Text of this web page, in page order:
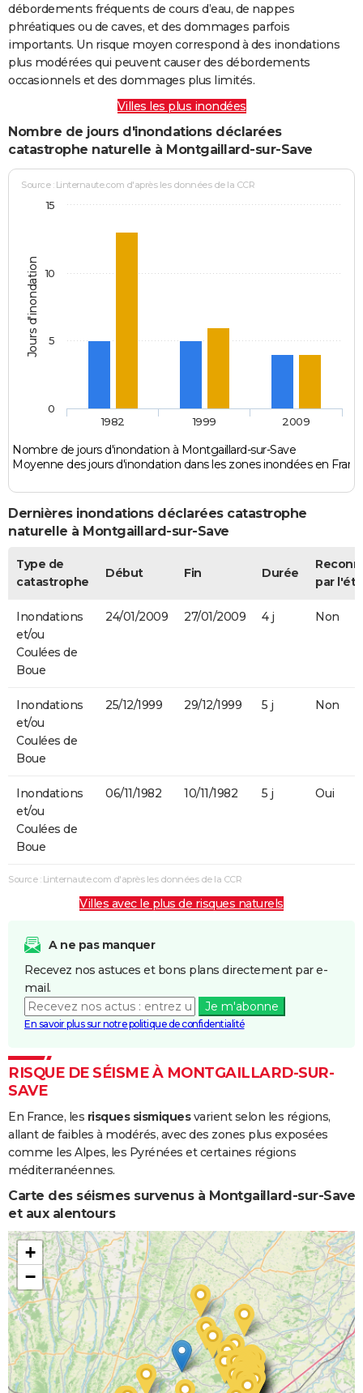
débordements fréquents de cours d’eau, de nappes
phréatiques ou de caves, et des dommages parfois
importants. Un risque moyen correspond à des inondations
plus modérées qui peuvent causer des débordements
occasionnels et des dommages plus limités.
Villes les plus inondées
Nombre de jours d'inondations déclarées
catastrophe naturelle à Montgaillard-sur-Save
Jours d'inondation
Source : Linternaute.com d'après les données de la CCR
Nombre de jours d'inondation à Montgaillard-sur-Save
Moyenne des jours d'inondation dans les zones inondées en
1982 1999 2009
0
5
10
15
Dernières inondations déclarées catastrophe
naturelle à Montgaillard-sur-Save
Type de
catastrophe
Début Fin Durée
par
Inondations
et/ou
Coulées de
Boue
24/01/2009 27/01/2009 4 j Non
Inondations
et/ou
Coulées de
Boue
25/12/1999 29/12/1999 5 j Non
Inondations
et/ou
Coulées de
Boue
06/11/1982 10/11/1982 5 j Oui
Source : Linternaute.com d'après les données de la CCR
Villes avec le plus de risques naturels
A ne pas manquer
Recevez nos astuces et bons plans directement par e-
mail.
Je m'abonne
En savoir plus sur notre politique de confidentialité
RISQUE DE SÉISME À MONTGAILLARD-SUR-
SAVE
En France, les risques sismiquesvarient selon les régions,
allant de faibles à modérés, avec des zones plus exposées
comme les Alpes, les Pyrénées et certaines régions
méditerranéennes.
Carte des séismes survenus à Montgaillard-sur-Save
et aux alentours
+
−